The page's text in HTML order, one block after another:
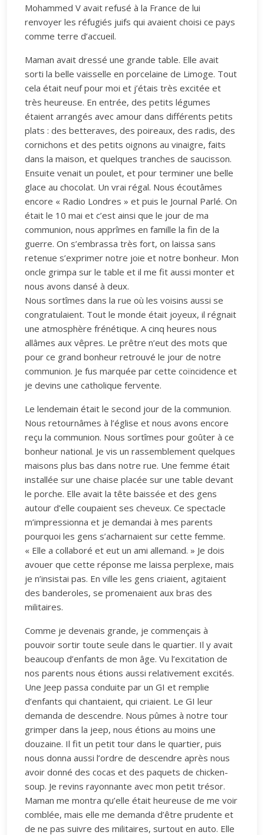
Mohammed V avait refusé à la France de lui
renvoyer les réfugiés juifs qui avaient choisi ce pays
comme terre d’accueil.
Maman avait dressé une grande table. Elle avait
sorti la belle vaisselle en porcelaine de Limoge. Tout
cela était neuf pour moi et j’étais très excitée et
très heureuse. En entrée, des petits légumes
étaient arrangés avec amour dans différents petits
plats : des betteraves, des poireaux, des radis, des
cornichons et des petits oignons au vinaigre, faits
dans la maison, et quelques tranches de saucisson.
Ensuite venait un poulet, et pour terminer une belle
glace au chocolat. Un vrai régal. Nous écoutâmes
encore « Radio Londres » et puis le Journal Parlé. On
était le 10 mai et c’est ainsi que le jour de ma
communion, nous apprîmes en famille la fin de la
guerre. On s’embrassa très fort, on laissa sans
retenue s’exprimer notre joie et notre bonheur. Mon
oncle grimpa sur le table et il me fit aussi monter et
nous avons dansé à deux.
Nous sortîmes dans la rue où les voisins aussi se
congratulaient. Tout le monde était joyeux, il régnait
une atmosphère frénétique. A cinq heures nous
allâmes aux vêpres. Le prêtre n’eut des mots que
pour ce grand bonheur retrouvé le jour de notre
communion. Je fus marquée par cette coïncidence et
je devins une catholique fervente.
Le lendemain était le second jour de la communion.
Nous retournâmes à l’église et nous avons encore
reçu la communion. Nous sortîmes pour goûter à ce
bonheur national. Je vis un rassemblement quelques
maisons plus bas dans notre rue. Une femme était
installée sur une chaise placée sur une table devant
le porche. Elle avait la tête baissée et des gens
autour d’elle coupaient ses cheveux. Ce spectacle
m’impressionna et je demandai à mes parents
pourquoi les gens s’acharnaient sur cette femme.
« Elle a collaboré et eut un ami allemand. » Je dois
avouer que cette réponse me laissa perplexe, mais
je n’insistai pas. En ville les gens criaient, agitaient
des banderoles, se promenaient aux bras des
militaires.
Comme je devenais grande, je commençais à
pouvoir sortir toute seule dans le quartier. Il y avait
beaucoup d’enfants de mon âge. Vu l’excitation de
nos parents nous étions aussi relativement excités.
Une Jeep passa conduite par un GI et remplie
d’enfants qui chantaient, qui criaient. Le GI leur
demanda de descendre. Nous pûmes à notre tour
grimper dans la jeep, nous étions au moins une
douzaine. Il fit un petit tour dans le quartier, puis
nous donna aussi l’ordre de descendre après nous
avoir donné des cocas et des paquets de chicken-
soup. Je revins rayonnante avec mon petit trésor.
Maman me montra qu’elle était heureuse de me voir
comblée, mais elle me demanda d’être prudente et
de ne pas suivre des militaires, surtout en auto. Elle